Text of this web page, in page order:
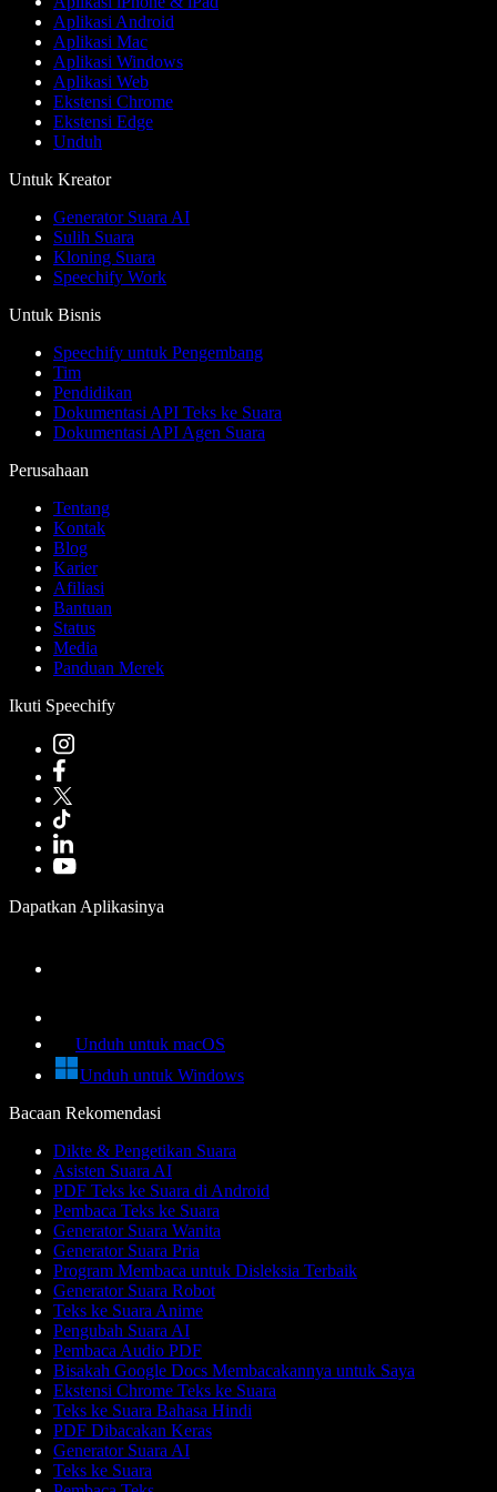
Aplikasi Android
Aplikasi Mac
Aplikasi Windows
Aplikasi Web
Ekstensi Chrome
Ekstensi Edge
Unduh
Untuk Kreator
Generator Suara AI
Sulih Suara
Kloning Suara
Speechify Work
Untuk Bisnis
Speechify untuk Pengembang
Tim
Pendidikan
Dokumentasi API Teks ke Suara
Dokumentasi API Agen Suara
Perusahaan
Tentang
Kontak
Blog
Karier
Afiliasi
Bantuan
Status
Media
Panduan Merek
Ikuti Speechify
Dapatkan Aplikasinya
Unduh untuk macOS
Unduh untuk Windows
Bacaan Rekomendasi
Dikte & Pengetikan Suara
Asisten Suara AI
PDF Teks ke Suara di Android
Pembaca Teks ke Suara
Generator Suara Wanita
Generator Suara Pria
Program Membaca untuk Disleksia Terbaik
Generator Suara Robot
Teks ke Suara Anime
Pengubah Suara AI
Pembaca Audio PDF
Bisakah Google Docs Membacakannya untuk Saya
Ekstensi Chrome Teks ke Suara
Teks ke Suara Bahasa Hindi
PDF Dibacakan Keras
Generator Suara AI
Teks ke Suara